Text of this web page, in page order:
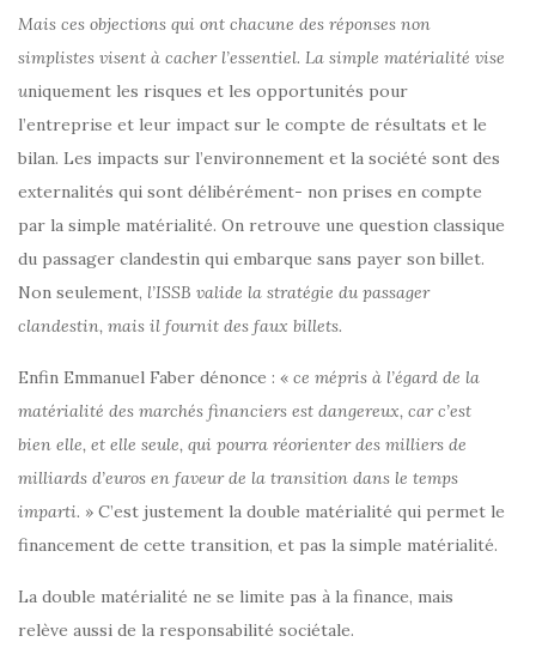
Mais ces objections qui ont chacune des réponses non
simplistes visent à cacher l’essentiel. La simple matérialité vise
uniquement les risques et les opportunités pour
l’entreprise et leur impact sur le compte de résultats et le
bilan. Les impacts sur l’environnement et la société sont des
externalités qui sont délibérément- non prises en compte
par la simple matérialité. On retrouve une question classique
du passager clandestin qui embarque sans payer son billet.
Non seulement, l’ISSB valide la stratégie du passager
clandestin, mais il fournit des faux billets.
Enfin Emmanuel Faber dénonce : « ce mépris à l’égard de la
matérialité des marchés financiers est dangereux, car c’est
bien elle, et elle seule, qui pourra réorienter des milliers de
milliards d’euros en faveur de la transition dans le temps
imparti. » C’est justement la double matérialité qui permet le
financement de cette transition, et pas la simple matérialité.
La double matérialité ne se limite pas à la finance, mais
relève aussi de la responsabilité sociétale.